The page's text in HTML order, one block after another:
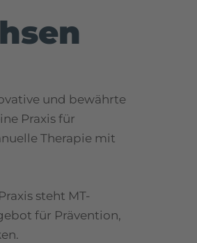
und bewährte
Praxis für
Therapie mit
steht MT-
für Prävention,